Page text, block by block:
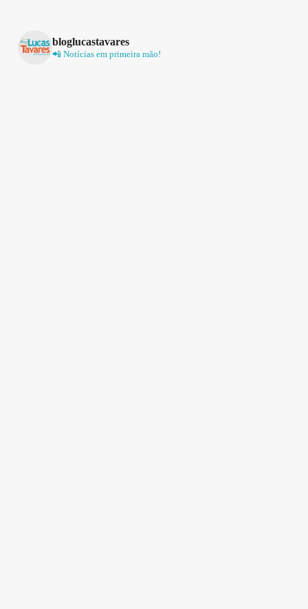
bloglucastavares
📲 Notícias em primeira mão!